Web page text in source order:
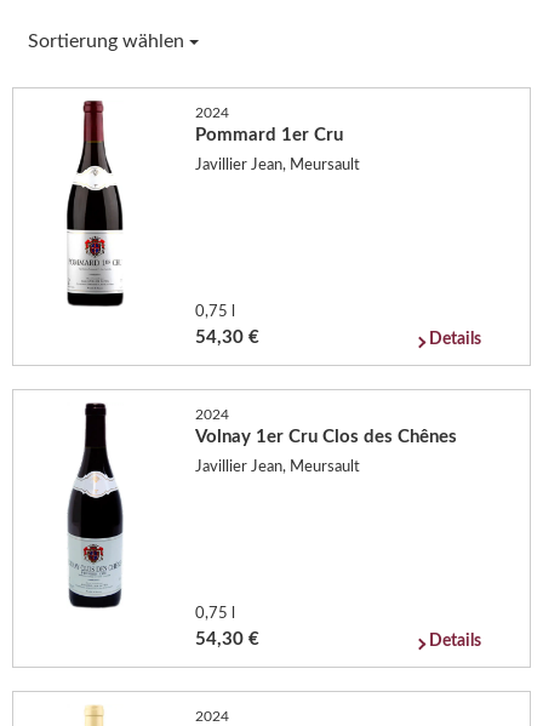
Sortierung wählen
2024
Pommard 1er Cru
Javillier Jean, Meursault
0,75 l
54,30 € Details
2024
Volnay 1er Cru Clos des Chênes
Javillier Jean, Meursault
0,75 l
54,30 € Details
2024